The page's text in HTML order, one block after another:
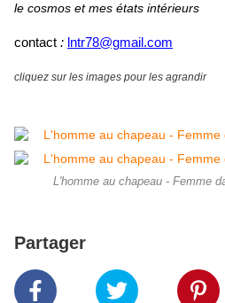
le cosmos et mes états intérieurs
contact : lntr78@gmail.com
cliquez sur les images pour les agrandir
L'homme au chapeau - Femme
Partager